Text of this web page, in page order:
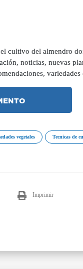
cultivo del almendro
noticias, nuevas
vegetales Tecnicas de
Imprimir